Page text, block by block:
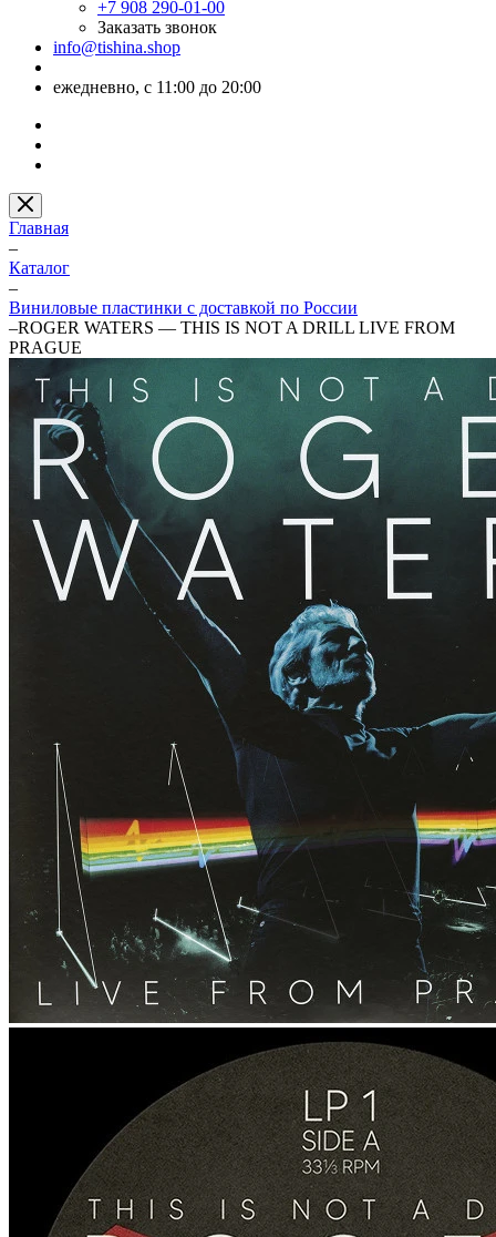
+7 908 290-01-00
Заказать звонок
info@tishina.shop
ежедневно, с 11:00 до 20:00
Главная
–
Каталог
–
Виниловые пластинки с доставкой по России
–ROGER WATERS — THIS IS NOT A DRILL LIVE FROM
PRAGUE